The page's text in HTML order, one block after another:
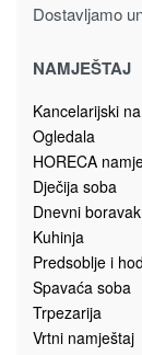
Dostavljamo
NAMJEŠTAJ
Kancelarijski
Ogledala
HORECA
Dječija soba
Dnevni boravak
Kuhinja
Predsoblje i
Spavaća soba
Trpezarija
Vrtni namještaj